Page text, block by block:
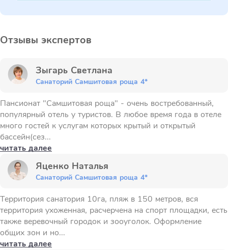
Отзывы экспертов
Зыгарь Светлана
Санаторий Самшитовая роща 4*
Пансионат "Самшитовая роща" - очень востребованный,
популярный отель у туристов. В любое время года в отеле
много гостей к услугам которых крытый и открытый
бассейн(сез...
читать далее
Яценко Наталья
Санаторий Самшитовая роща 4*
Территория санатория 10га, пляж в 150 метров, вся
территория ухоженная, расчерчена на спорт площадки, есть
также веревочный городок и зооуголок. Оформление
общих зон и но...
читать далее